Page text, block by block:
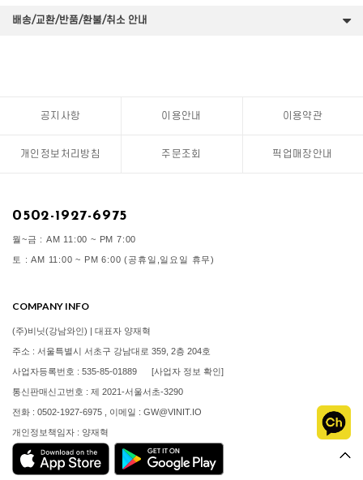
배송/교환/반품/환불/취소 안내
공지사항 이용안내 이용약관
개인정보처리방침 주문조회 픽업매장안내
0502-1927-6975
월~금 : AM 11:00 ~ PM 7:00
토 : AM 11:00 ~ PM 6:00 (공휴일,일요일 휴무)
COMPANY INFO
(주)비닛(강남와인) | 대표자 양재혁
주소 : 서울특별시 서초구 강남대로 359, 2층 204호
사업자등록번호 : 535-85-01889 [사업자 정보 확인]
통신판매신고번호 : 제 2021-서울서초-3290
전화 : 0502-1927-6975 , 이메일 : GW@VINIT.IO
개인정보책임자 : 양재혁